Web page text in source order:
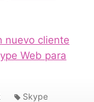
nuevo cliente
Web para
Skype